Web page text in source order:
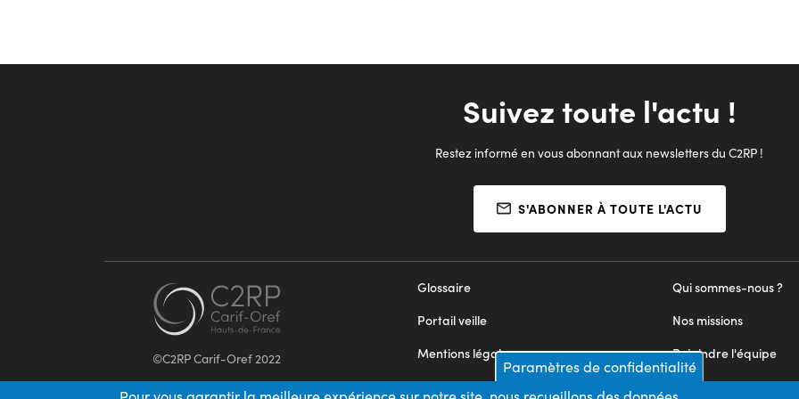
Suivez toute l'actu !
Restez informé en vous abonnant aux newsletters du C2RP !
S'ABONNER À TOUTE L'ACTU
©C2RP Carif-Oref 2022
Qui sommes-nous ?
Nos missions
Rejoindre l'équipe
Nous contacter
Glossaire
Portail veille
Mentions légales
Appels d'offres
Paramètres de confidentialité